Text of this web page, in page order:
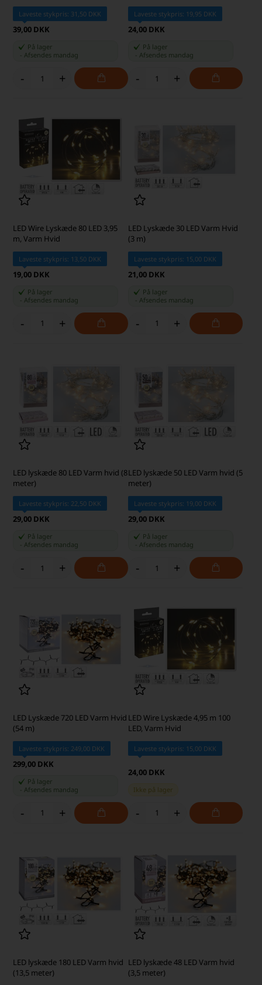
Laveste stykpris: 31,50 DKK
39,00 DKK
På lager
-Afsendes mandag
- +
Laveste stykpris: 19,95 DKK
24,00 DKK
På lager
Afsendes mandag
- +
LED Wire Lyskæde 80 LED 3,95
m, Varm Hvid
Laveste stykpris: 13,50 DKK
19,00 DKK
På lager
Afsendes mandag
- +
LED Lyskæde 30 LED Varm Hvid
(3 m)
Laveste stykpris: 15,00 DKK
21,00 DKK
På lager
Afsendes mandag
- +
LED lyskæde 80 LED Varm hvid (8
meter)
Laveste stykpris: 22,50 DKK
29,00 DKK
På lager
-Afsendes mandag
- +
LED lyskæde 50 LED Varm hvid (5
meter)
Laveste stykpris: 19,00 DKK
29,00 DKK
På lager
Afsendes mandag
- +
LED Lyskæde 720 LED Varm Hvid
(54 m)
Laveste stykpris: 249,00 DKK
299,00 DKK
På lager
Afsendes mandag
- +
LED Wire Lyskæde 4,95 m 100
LED, Varm Hvid
Laveste stykpris: 15,00 DKK
24,00 DKK
Ikke på lager
- +
LED lyskæde 180 LED Varm hvid
(13,5 meter)
LED lyskæde 48 LED Varm hvid
(3,5 meter)